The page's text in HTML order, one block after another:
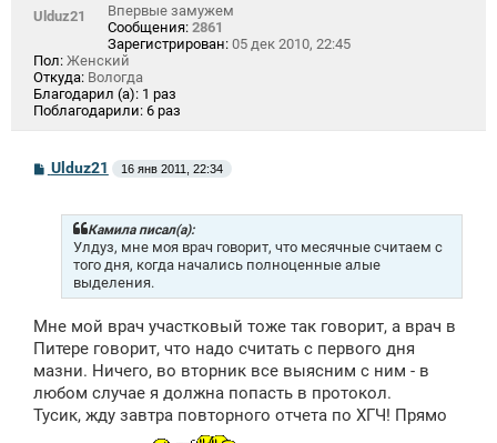
Ulduz21
Впервые замужем
Сообщения: 2861
Зарегистрирован: 05 дек 2010, 22:45
Пол: Женский
Откуда: Вологда
Благодарил (а): 1 раз
Поблагодарили: 6 раз
СUlduz21 16 янв 2011, 22:34
Камила писал(а):
Улдуз, мне моя врач говорит, что месячные считаем с
того дня, когда начались полноценные алые
выделения.
Мне мой врач участковый тоже так говорит, а врач в
Питере говорит, что надо считать с первого дня
мазни. Ничего, во вторник все выясним с ним - в
любом случае я должна попасть в протокол.
Тусик, жду завтра повторного отчета по ХГЧ! Прямо